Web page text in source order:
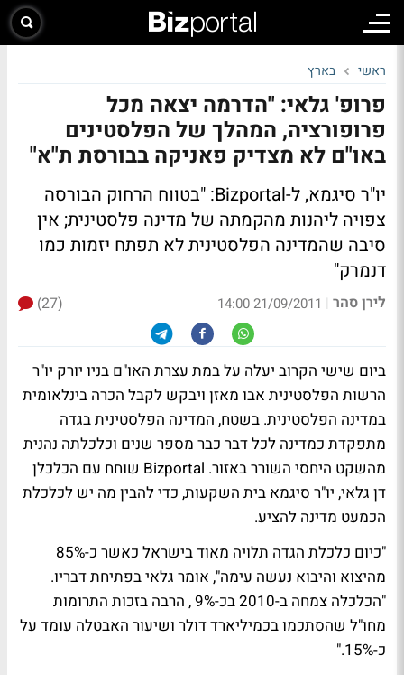
ראשי בארץ
פרופ' גלאי: "הדרמה יצאה מכל
פרופורציה, המהלך של הפלסטינים
באו"ם לא מצדיק פאניקה בבורסת ת"א"
יו"ר סיגמא, ל-Bizportal: "בטווח הרחוק הבורסה
צפויה ליהנות מהקמתה של מדינה פלסטינית; אין
סיבה שהמדינה הפלסטינית לא תפתח יזמות כמו
דנמרק"
לירן סהר |
21/09/2011 14:00
(27)
ביום שישי הקרוב יעלה על במת עצרת האו"ם בניו יורק יו"ר
הרשות הפלסטינית אבו מאזן ויבקש לקבל הכרה בינלאומית
במדינה הפלסטינית. בשטח, המדינה הפלסטינית בגדה
מתפקדת כמדינה לכל דבר כבר מספר שנים וכלכלתה נהנית
מהשקט היחסי השורר באזור. Bizportal שוחח עם הכלכלן
דן גלאי, יו"ר סיגמא בית השקעות, כדי להבין מה יש לכלכלת
הכמעט מדינה להציע.
"כיום כלכלת הגדה תלויה מאוד בישראל כאשר כ-85%
מהיצוא והיבוא נעשה עימה", אומר גלאי בפתיחת דבריו.
"הכלכלה צמחה ב-2010 בכ-9% , הרבה בזכות התרומות
מחו"ל שהסתכמו בכמיליארד דולר ושיעור האבטלה עומד על
כ-15%."